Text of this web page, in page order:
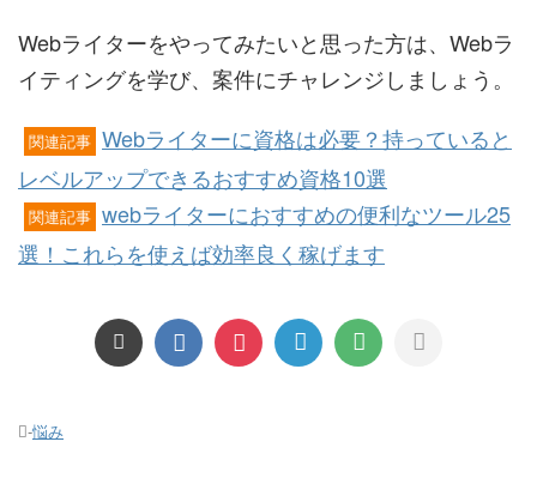
Webライターをやってみたいと思った方は、Webラ
イティングを学び、案件にチャレンジしましょう。
関連記事 Webライターに資格は必要？持っていると
レベルアップできるおすすめ資格10選
関連記事 webライターにおすすめの便利なツール25
選！これらを使えば効率良く稼げます
-悩み